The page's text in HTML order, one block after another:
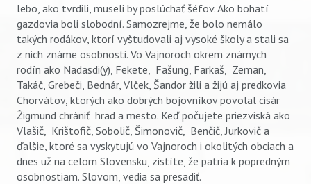
lebo, ako tvrdili, museli by poslúchať šéfov. Ako bohatí
gazdovia boli slobodní. Samozrejme, že bolo nemálo
takých rodákov, ktorí vyštudovali aj vysoké školy a stali sa
z nich známe osobnosti. Vo Vajnoroch okrem známych
rodín ako Nadasdi(y), Fekete, Fašung, Farkaš, Zeman,
Takáč, Grebeči, Bednár, Vlček, Šandor žili a žijú aj predkovia
Chorvátov, ktorých ako dobrých bojovníkov povolal cisár
Žigmund chrániť hrad a mesto. Keď počujete priezviská ako
Vlašič, Krištofič, Sobolič, Šimonovič, Benčič, Jurkovič a
ďalšie, ktoré sa vyskytujú vo Vajnoroch i okolitých obciach a
dnes už na celom Slovensku, zistíte, že patria k popredným
osobnostiam. Slovom, vedia sa presadiť.